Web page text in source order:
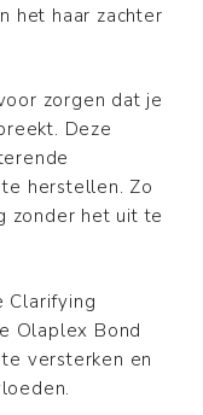
het haar zachter
zorgen dat je
Deze
herstellen. Zo
zonder het uit te
Clarifying
Olaplex Bond
versterken en